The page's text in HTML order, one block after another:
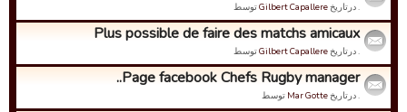
. درتاریخGilbert Capallereتوسط
Plus possible de faire des matchs amicaux
. درتاریخGilbert Capallereتوسط
Page facebook Chefs Rugby manager..
. درتاریخMar Gotte توسط